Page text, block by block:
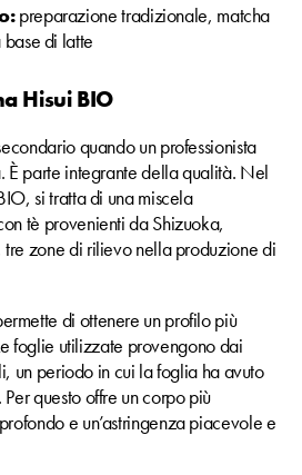
preparazione tradizionale, matcha
di latte
Hisui BIO
quando un professionista
È parte integrante della qualità. Nel
si tratta di una miscela
tè provenienti da Shizuoka,
zone di rilievo nella produzione di
di ottenere un profilo più
foglie utilizzate provengono dai
un periodo in cui la foglia ha avuto
questo offre un corpo più
e un’astringenza piacevole e